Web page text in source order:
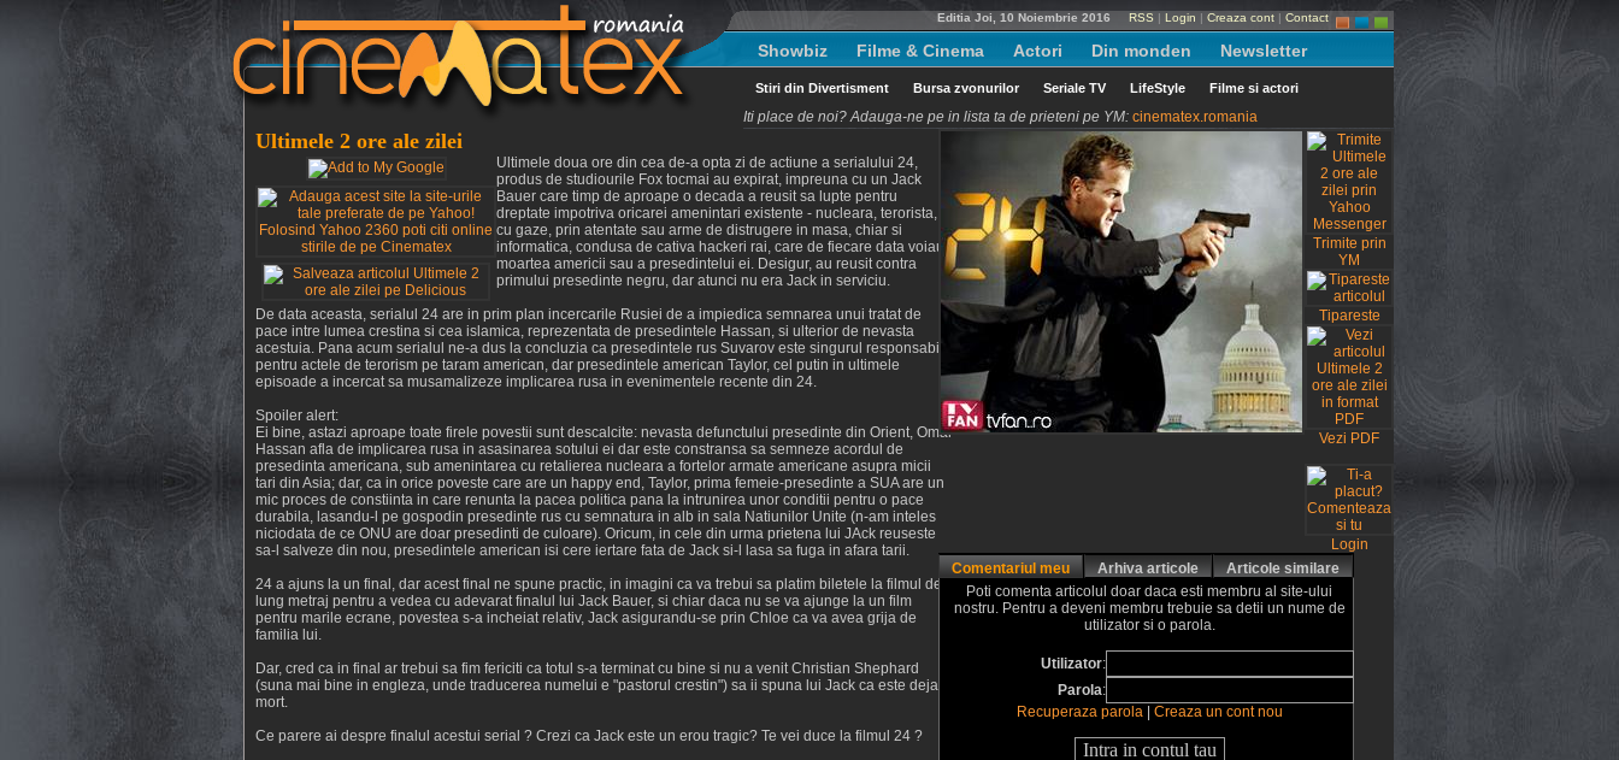
Editia Joi, 10 Noiembrie 2016 RSS | Login | Creaza cont | Contact
Showbiz Filme & Cinema Actori Din monden Newsletter
Stiri din Divertisment Bursa zvonurilor Seriale TV LifeStyle Filme si actori
Iti place de noi? Adauga-ne pe in lista ta de prieteni pe YM: cinematex.romania
Ultimele 2 ore ale zilei
Ultimele doua ore din cea de-a opta zi de actiune a serialului 24,
produs de studiourile Fox tocmai au expirat, impreuna cu un Jack
Bauer care timp de aproape o decada a reusit sa lupte pentru
dreptate impotriva oricarei amenintari existente - nucleara, terorista,
cu gaze, prin atentate sau arme de distrugere in masa, chiar si
informatica, condusa de cativa hackeri rai, care de fiecare data voiau
moartea americii sau a presedintelui ei. Desigur, au reusit contra
primului presedinte negru, dar atunci nu era Jack in serviciu.
De data aceasta, serialul 24 are in prim plan incercarile Rusiei de a impiedica semnarea unui tratat de
pace intre lumea crestina si cea islamica, reprezentata de presedintele Hassan, si ulterior de nevasta
acestuia. Pana acum serialul ne-a dus la concluzia ca presedintele rus Suvarov este singurul responsabil
pentru actele de terorism pe taram american, dar presedintele american Taylor, cel putin in ultimele
episoade a incercat sa musamalizeze implicarea rusa in evenimentele recente din 24.
Spoiler alert:
Ei bine, astazi aproape toate firele povestii sunt descalcite: nevasta defunctului presedinte din Orient, Omar
Hassan afla de implicarea rusa in asasinarea sotului ei dar este constransa sa semneze acordul de
presedinta americana, sub amenintarea cu retalierea nucleara a fortelor armate americane asupra micii
tari din Asia; dar, ca in orice poveste care are un happy end, Taylor, prima femeie-presedinte a SUA are un
mic proces de constiinta in care renunta la pacea politica pana la intrunirea unor conditii pentru o pace
durabila, lasandu-l pe gospodin presedinte rus cu semnatura in alb in sala Natiunilor Unite (n-am inteles
niciodata de ce ONU are doar presedinti de culoare). Oricum, in cele din urma prietena lui JAck reuseste
sa-l salveze din nou, presedintele american isi cere iertare fata de Jack si-l lasa sa fuga in afara tarii.
24 a ajuns la un final, dar acest final ne spune practic, in imagini ca va trebui sa platim biletele la filmul de
lung metraj pentru a vedea cu adevarat finalul lui Jack Bauer, si chiar daca nu se va ajunge la un film
pentru marile ecrane, povestea s-a incheiat relativ, Jack asigurandu-se prin Chloe ca va avea grija de
familia lui.
Dar, cred ca in final ar trebui sa fim fericiti ca totul s-a terminat cu bine si nu a venit Christian Shephard
(suna mai bine in engleza, unde traducerea numelui e "pastorul crestin") sa ii spuna lui Jack ca este deja
mort.
Ce parere ai despre finalul acestui serial ? Crezi ca Jack este un erou tragic? Te vei duce la filmul 24 ?
Trimite prin
YM
Tipareste
Vezi PDF
Login
Comentariul meu
Arhiva articole
Articole similare
Poti comenta articolul doar daca esti membru al site-ului
nostru. Pentru a deveni membru trebuie sa detii un nume de
utilizator si o parola.
Utilizator:
Parola:
Recuperaza parola| Creaza un cont nou